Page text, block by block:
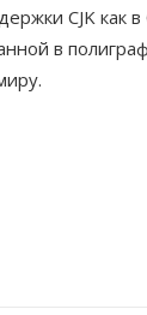
CJK как
в